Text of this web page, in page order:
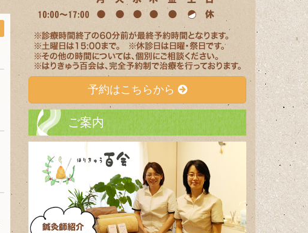
予約はこちらから
ご案内